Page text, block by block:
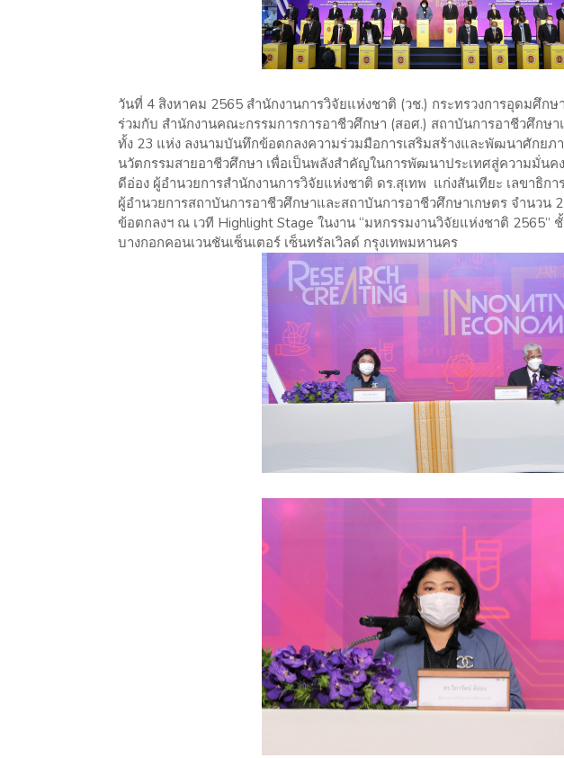
วันที่ 4 สิงหาคม 2565 สำนักงานการวิจัยแห่งชาติ (วช.) กระทรวงการอุดมศึก
ร่วมกับ สำนักงานคณะกรรมการการอาชีวศึกษา (สอศ.) สถาบันการอาชีวศึกษ
ทั้ง 23 แห่ง ลงนามบันทึกข้อตกลงความร่วมมือการเสริมสร้างและพัฒนาศักยภ
นวัตกรรมสายอาชีวศึกษา เพื่อเป็นพลังสำคัญในการพัฒนาประเทศสู่ความมั่นค
ดีอ่อง ผู้อำนวยการสำนักงานการวิจัยแห่งชาติ ดร.สุเทพ แก่งสันเทียะ เลขาธิก
ผู้อำนวยการสถาบันการอาชีวศึกษาและสถาบันการอาชีวศึกษาเกษตร จำนวน
ข้อตกลงฯ ณ เวที Highlight Stage ในงาน “มหกรรมงานวิจัยแห่งชาติ 2565”
บางกอกคอนเวนชันเซ็นเตอร์ เซ็นทรัลเวิลด์ กรุงเทพมหานคร